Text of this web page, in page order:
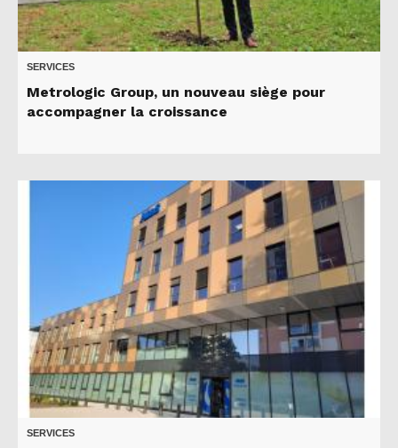
SERVICES
Metrologic Group, un nouveau siège pour
accompagner la croissance
SERVICES